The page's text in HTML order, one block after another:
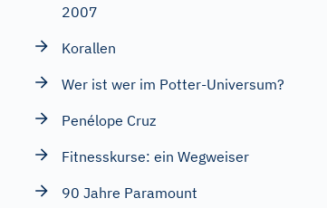
2007
Korallen
Wer ist wer im Potter-Universum?
Penélope Cruz
Fitnesskurse: ein Wegweiser
90 Jahre Paramount